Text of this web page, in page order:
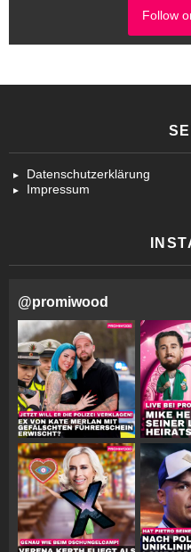
Follow
Datenschutzerklärung
Impressum
@promiwood